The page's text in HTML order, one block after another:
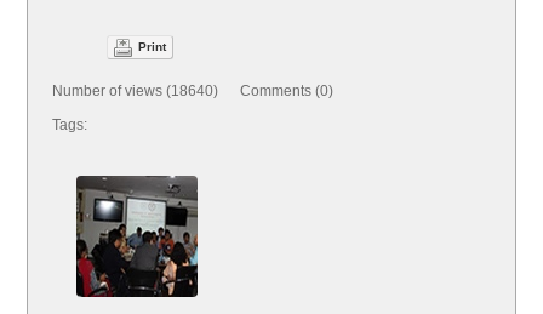
Print
Number of views (18640) Comments (0)
Tags: